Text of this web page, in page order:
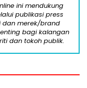
ini mendukung
publikasi press
dan merek/brand
bagi kalangan
dan tokoh publik.